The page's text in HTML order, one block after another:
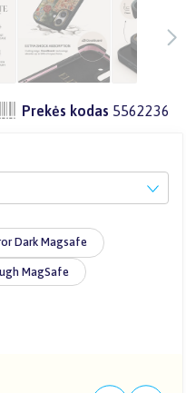
Prekės kodas 5562236
Dark Magsafe
MagSafe